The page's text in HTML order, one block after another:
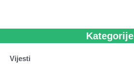
Kategorije
Vijesti